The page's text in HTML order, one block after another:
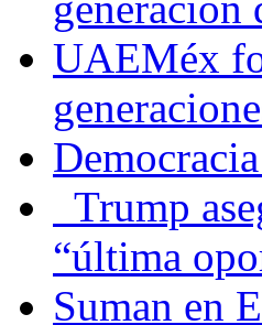
UAEMéx
Trump
“última
Suman en